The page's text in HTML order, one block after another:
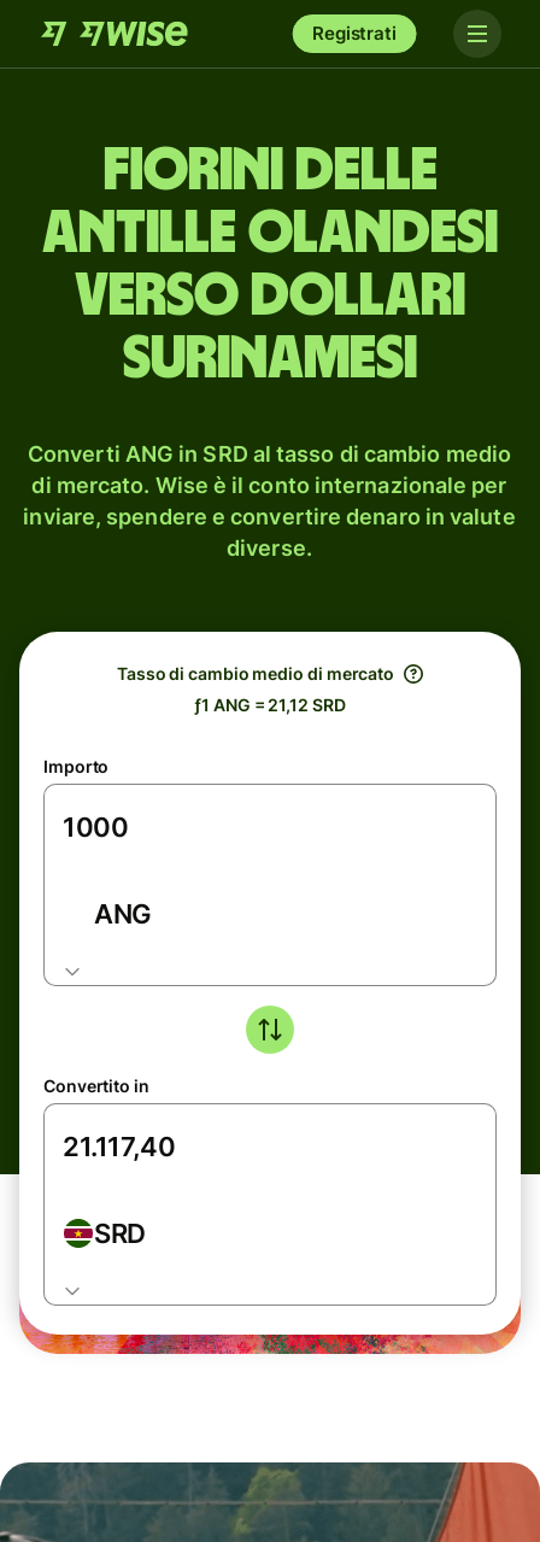
Registrati
fiorini delle
Antille Olandesi
verso dollari
surinamesi
Converti ANG in SRD al tasso di cambio medio
di mercato. Wise è il conto internazionale per
inviare, spendere e convertire denaro in valute
diverse.
Tasso di cambio medio di mercato
ƒ1 ANG = 21,12 SRD
Importo
ANG
Convertito in
SRD